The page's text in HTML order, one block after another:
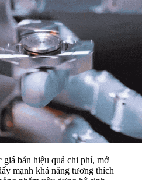
bán hiệu quả chi phí, mở
mạnh khả năng tương thích